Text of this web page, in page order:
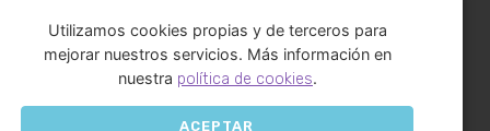
41018 - SEVILLA
Utilizamos cookies propias y de terceros para
mejorar nuestros servicios. Más información en
nuestra política de cookies.
ACEPTAR